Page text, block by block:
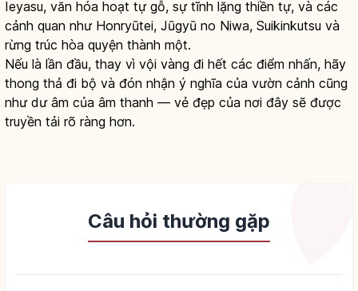
Ieyasu, văn hóa hoạt tự gỗ, sự tĩnh lặng thiền tự, và các
cảnh quan như Honryūtei, Jūgyū no Niwa, Suikinkutsu và
rừng trúc hòa quyện thành một.
Nếu là lần đầu, thay vì vội vàng đi hết các điểm nhấn, hãy
thong thả đi bộ và đón nhận ý nghĩa của vườn cảnh cũng
như dư âm của âm thanh — vẻ đẹp của nơi đây sẽ được
truyền tải rõ ràng hơn.
Câu hỏi thường gặp